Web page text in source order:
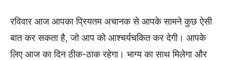
रविवार आज आपका प्रियतम अचानक से आपके सामने कुछ ऐसी
बात कर सकता है, जो आप को आश्चर्यचकित कर देगी। आपके
लिए आज का दिन ठीक-ठाक रहेगा। भाग्य का साथ मिलेगा और